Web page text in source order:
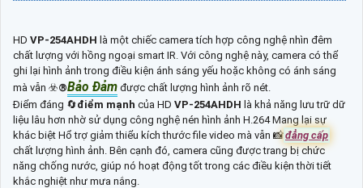
HD VP-254AHDH là một chiếc camera tích hợp công nghệ nhìn đêm
chất lượng với hồng ngoại smart IR. Với công nghệ này, camera có thể
ghi lại hình ảnh trong điều kiện ánh sáng yếu hoặc không có ánh sáng
mà vẫn ☣️®️Bảo Đảm được chất lượng hình ảnh rõ nét.
Điểm đáng 🔄điểm mạnh của HD VP-254AHDH là khả năng lưu trữ dữ
liệu lâu hơn nhờ sử dụng công nghệ nén hình ảnh H.264 Mang lại sự
khác biệt Hổ trợ giảm thiểu kích thước file video mà vẫn 📸đẳng cấp
chất lượng hình ảnh. Bên cạnh đó, camera cũng được trang bị chức
năng chống nước, giúp nó hoạt động tốt trong các điều kiện thời tiết
khắc nghiệt như mưa nắng.